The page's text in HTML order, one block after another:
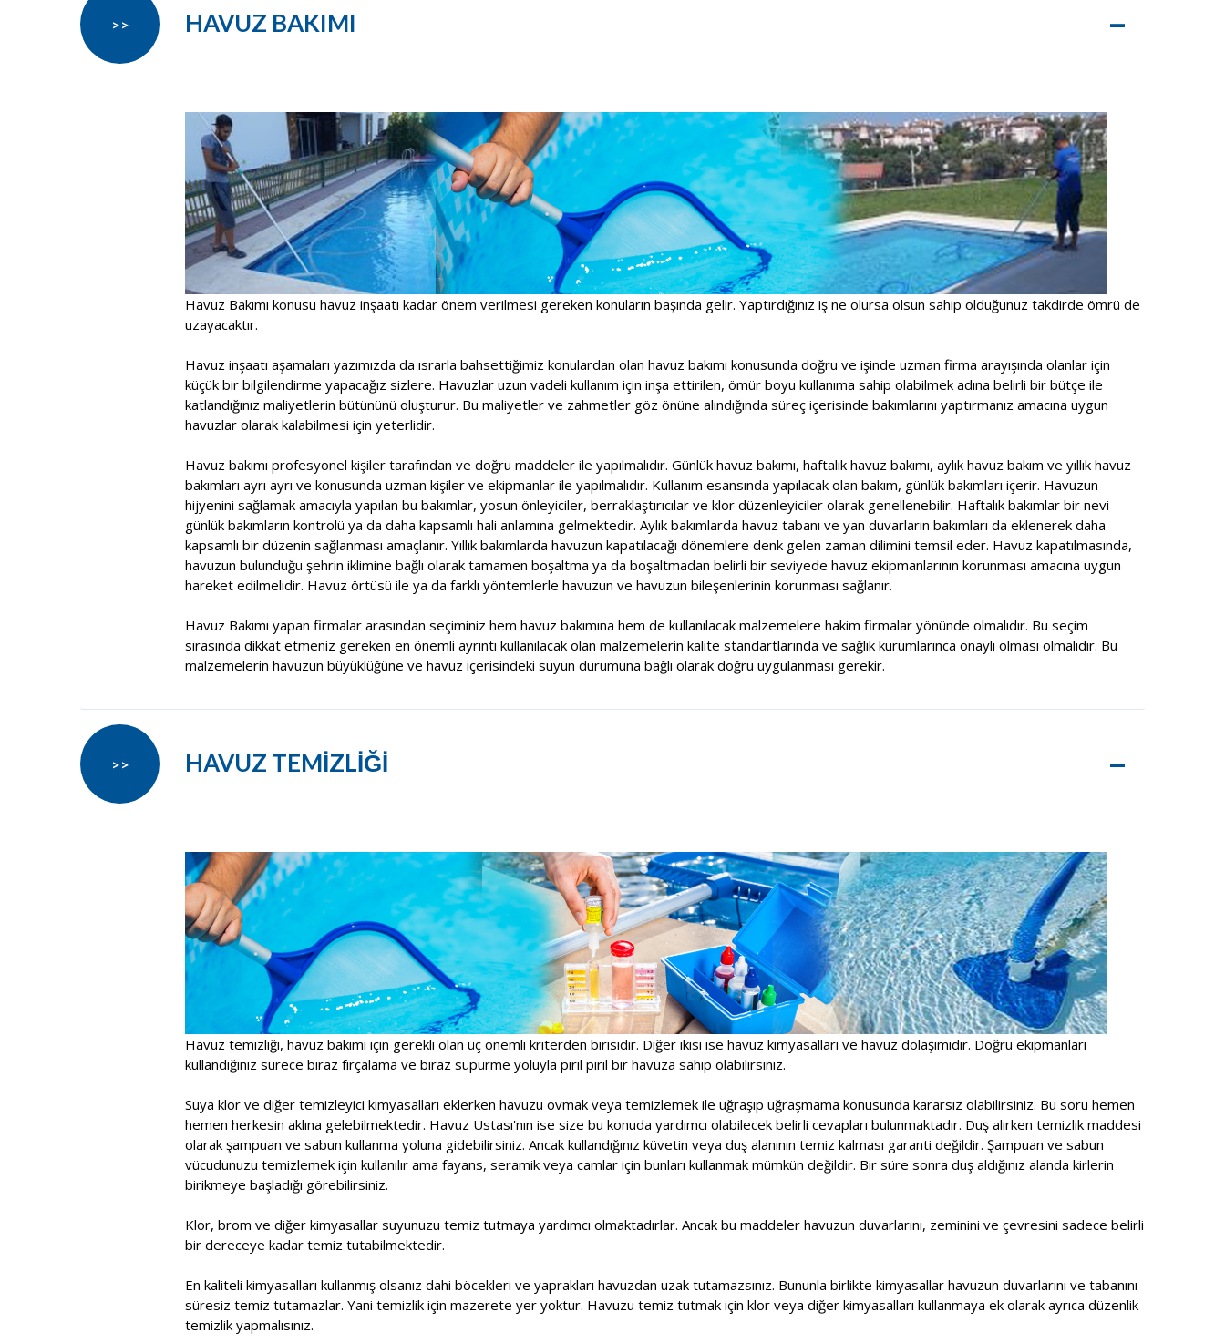
HAVUZ BAKIMI –
>>
Havuz Bakımı konusu havuz inşaatı kadar önem verilmesi gereken konuların başında gelir. Yaptırdığınız iş ne olursa olsun sahip olduğunuz takdirde ömrü de
uzayacaktır.
Havuz inşaatı aşamaları yazımızda da ısrarla bahsettiğimiz konulardan olan havuz bakımı konusunda doğru ve işinde uzman firma arayışında olanlar için
küçük bir bilgilendirme yapacağız sizlere. Havuzlar uzun vadeli kullanım için inşa ettirilen, ömür boyu kullanıma sahip olabilmek adına belirli bir bütçe ile
katlandığınız maliyetlerin bütününü oluşturur. Bu maliyetler ve zahmetler göz önüne alındığında süreç içerisinde bakımlarını yaptırmanız amacına uygun
havuzlar olarak kalabilmesi için yeterlidir.
Havuz bakımı profesyonel kişiler tarafından ve doğru maddeler ile yapılmalıdır. Günlük havuz bakımı, haftalık havuz bakımı, aylık havuz bakım ve yıllık havuz
bakımları ayrı ayrı ve konusunda uzman kişiler ve ekipmanlar ile yapılmalıdır. Kullanım esansında yapılacak olan bakım, günlük bakımları içerir. Havuzun
hijyenini sağlamak amacıyla yapılan bu bakımlar, yosun önleyiciler, berraklaştırıcılar ve klor düzenleyiciler olarak genellenebilir. Haftalık bakımlar bir nevi
günlük bakımların kontrolü ya da daha kapsamlı hali anlamına gelmektedir. Aylık bakımlarda havuz tabanı ve yan duvarların bakımları da eklenerek daha
kapsamlı bir düzenin sağlanması amaçlanır. Yıllık bakımlarda havuzun kapatılacağı dönemlere denk gelen zaman dilimini temsil eder. Havuz kapatılmasında,
havuzun bulunduğu şehrin iklimine bağlı olarak tamamen boşaltma ya da boşaltmadan belirli bir seviyede havuz ekipmanlarının korunması amacına uygun
hareket edilmelidir. Havuz örtüsü ile ya da farklı yöntemlerle havuzun ve havuzun bileşenlerinin korunması sağlanır.
Havuz Bakımı yapan firmalar arasından seçiminiz hem havuz bakımına hem de kullanılacak malzemelere hakim firmalar yönünde olmalıdır. Bu seçim
sırasında dikkat etmeniz gereken en önemli ayrıntı kullanılacak olan malzemelerin kalite standartlarında ve sağlık kurumlarınca onaylı olması olmalıdır. Bu
malzemelerin havuzun büyüklüğüne ve havuz içerisindeki suyun durumuna bağlı olarak doğru uygulanması gerekir.
HAVUZ TEMİZLİĞİ –
>>
Havuz temizliği, havuz bakımı için gerekli olan üç önemli kriterden birisidir. Diğer ikisi ise havuz kimyasalları ve havuz dolaşımıdır. Doğru ekipmanları
kullandığınız sürece biraz fırçalama ve biraz süpürme yoluyla pırıl pırıl bir havuza sahip olabilirsiniz.
Suya klor ve diğer temizleyici kimyasalları eklerken havuzu ovmak veya temizlemek ile uğraşıp uğraşmama konusunda kararsız olabilirsiniz. Bu soru hemen
hemen herkesin aklına gelebilmektedir. Havuz Ustası'nın ise size bu konuda yardımcı olabilecek belirli cevapları bulunmaktadır. Duş alırken temizlik maddesi
olarak şampuan ve sabun kullanma yoluna gidebilirsiniz. Ancak kullandığınız küvetin veya duş alanının temiz kalması garanti değildir. Şampuan ve sabun
vücudunuzu temizlemek için kullanılır ama fayans, seramik veya camlar için bunları kullanmak mümkün değildir. Bir süre sonra duş aldığınız alanda kirlerin
birikmeye başladığı görebilirsiniz.
Klor, brom ve diğer kimyasallar suyunuzu temiz tutmaya yardımcı olmaktadırlar. Ancak bu maddeler havuzun duvarlarını, zeminini ve çevresini sadece belirli
bir dereceye kadar temiz tutabilmektedir.
En kaliteli kimyasalları kullanmış olsanız dahi böcekleri ve yaprakları havuzdan uzak tutamazsınız. Bununla birlikte kimyasallar havuzun duvarlarını ve tabanını
süresiz temiz tutamazlar. Yani temizlik için mazerete yer yoktur. Havuzu temiz tutmak için klor veya diğer kimyasalları kullanmaya ek olarak ayrıca düzenlik
temizlik yapmalısınız.